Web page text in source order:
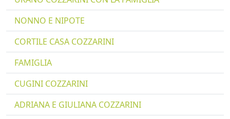
NONNO E NIPOTE
CORTILE CASA COZZARINI
FAMIGLIA
CUGINI COZZARINI
ADRIANA E GIULIANA COZZARINI